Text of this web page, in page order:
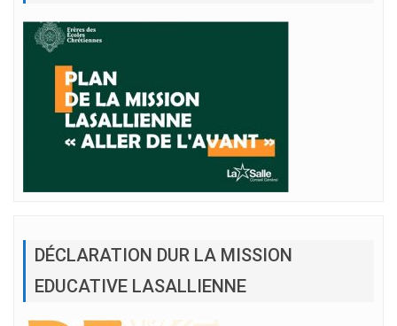
DÉCLARATION DUR LA MISSION
EDUCATIVE LASALLIENNE